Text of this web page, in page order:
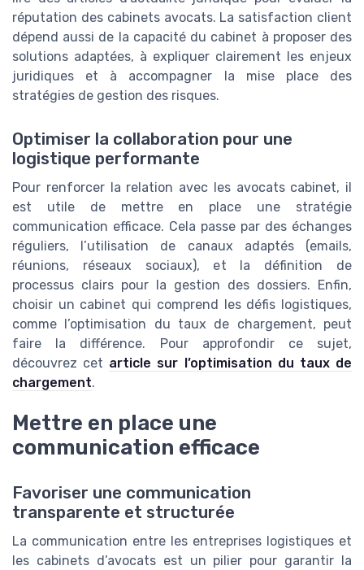
réputation des cabinets avocats. La satisfaction client
dépend aussi de la capacité du cabinet à proposer des
solutions adaptées, à expliquer clairement les enjeux
juridiques et à accompagner la mise place des
stratégies de gestion des risques.
Optimiser la collaboration pour une
logistique performante
Pour renforcer la relation avec les avocats cabinet, il
est utile de mettre en place une stratégie
communication efficace. Cela passe par des échanges
réguliers, l’utilisation de canaux adaptés (emails,
réunions, réseaux sociaux), et la définition de
processus clairs pour la gestion des dossiers. Enfin,
choisir un cabinet qui comprend les défis logistiques,
comme l’optimisation du taux de chargement, peut
faire la différence. Pour approfondir ce sujet,
découvrez cet article sur l’optimisation du taux de
chargement.
Mettre en place une
communication efficace
Favoriser une communication
transparente et structurée
La communication entre les entreprises logistiques et
les cabinets d’avocats est un pilier pour garantir la